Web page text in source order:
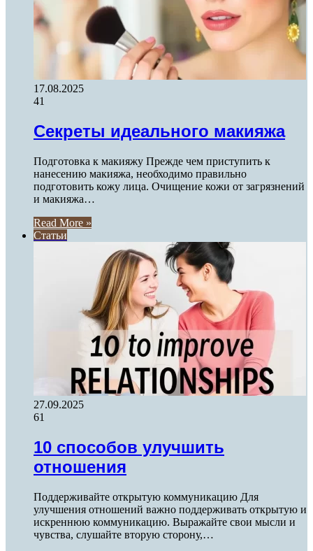
17.08.2025
41
Секреты идеального макияжа
Подготовка к макияжу Прежде чем приступить к
нанесению макияжа, необходимо правильно
подготовить кожу лица. Очищение кожи от загрязнений
и макияжа…
Read More »
Статьи
27.09.2025
61
10 способов улучшить
отношения
Поддерживайте открытую коммуникацию Для
улучшения отношений важно поддерживать открытую и
искреннюю коммуникацию. Выражайте свои мысли и
чувства, слушайте вторую сторону,…